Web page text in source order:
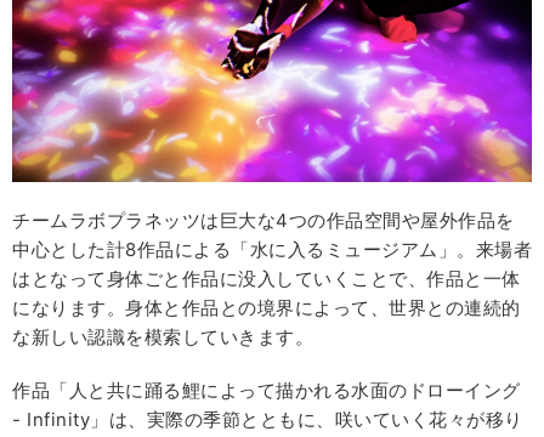
チームラボプラネッツは巨大な4つの作品空間や屋外作品を
中心とした計8作品による「水に入るミュージアム」。来場者
はとなって身体ごと作品に没入していくことで、作品と一体
になります。身体と作品との境界によって、世界との連続的
な新しい認識を模索していきます。
作品「人と共に踊る鯉によって描かれる水面のドローイング
- Infinity」は、実際の季節とともに、咲いていく花々が移り